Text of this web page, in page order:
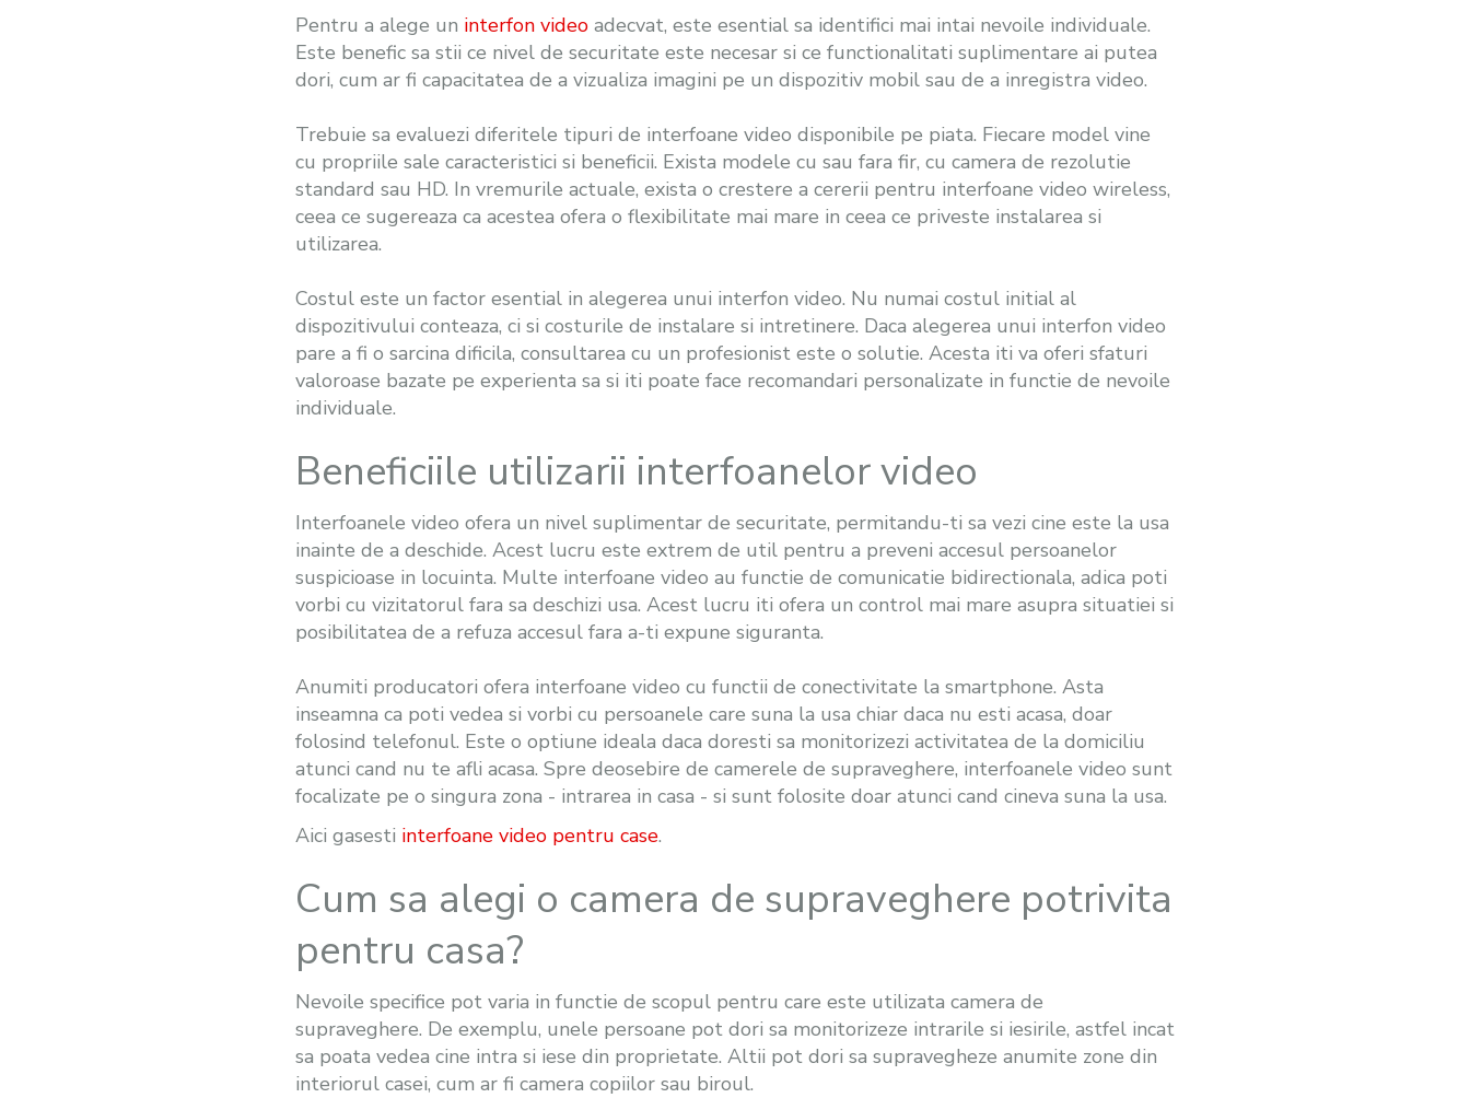
Pentru a alege un interfon videoadecvat, este esential sa identifici mai intai nevoile individuale.
Este benefic sa stii ce nivel de securitate este necesar si ce functionalitati suplimentare ai putea
dori, cum ar fi capacitatea de a vizualiza imagini pe un dispozitiv mobil sau de a inregistra video.
Trebuie sa evaluezi diferitele tipuri de interfoane video disponibile pe piata. Fiecare model vine
cu propriile sale caracteristici si beneficii. Exista modele cu sau fara fir, cu camera de rezolutie
standard sau HD. In vremurile actuale, exista o crestere a cererii pentru interfoane video wireless,
ceea ce sugereaza ca acestea ofera o flexibilitate mai mare in ceea ce priveste instalarea si
utilizarea.
Costul este un factor esential in alegerea unui interfon video. Nu numai costul initial al
dispozitivului conteaza, ci si costurile de instalare si intretinere. Daca alegerea unui interfon video
pare a fi o sarcina dificila, consultarea cu un profesionist este o solutie. Acesta iti va oferi sfaturi
valoroase bazate pe experienta sa si iti poate face recomandari personalizate in functie de nevoile
individuale.
Beneficiile utilizarii interfoanelor video
Interfoanele video ofera un nivel suplimentar de securitate, permitandu-ti sa vezi cine este la usa
inainte de a deschide. Acest lucru este extrem de util pentru a preveni accesul persoanelor
suspicioase in locuinta. Multe interfoane video au functie de comunicatie bidirectionala, adica poti
vorbi cu vizitatorul fara sa deschizi usa. Acest lucru iti ofera un control mai mare asupra situatiei si
posibilitatea de a refuza accesul fara a-ti expune siguranta.
Anumiti producatori ofera interfoane video cu functii de conectivitate la smartphone. Asta
inseamna ca poti vedea si vorbi cu persoanele care suna la usa chiar daca nu esti acasa, doar
folosind telefonul. Este o optiune ideala daca doresti sa monitorizezi activitatea de la domiciliu
atunci cand nu te afli acasa. Spre deosebire de camerele de supraveghere, interfoanele video sunt
focalizate pe o singura zona - intrarea in casa - si sunt folosite doar atunci cand cineva suna la usa.
Aici gasesti interfoane video pentru case.
Cum sa alegi o camera de supraveghere potrivita
pentru casa?
Nevoile specifice pot varia in functie de scopul pentru care este utilizata camera de
supraveghere. De exemplu, unele persoane pot dori sa monitorizeze intrarile si iesirile, astfel incat
sa poata vedea cine intra si iese din proprietate. Altii pot dori sa supravegheze anumite zone din
interiorul casei, cum ar fi camera copiilor sau biroul.